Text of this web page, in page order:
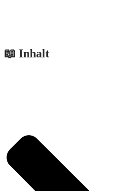
📖 Inhalt